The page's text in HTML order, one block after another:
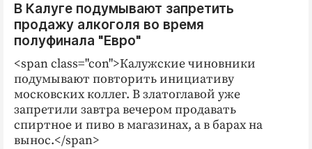
В Калуге подумывают запретить
продажу алкоголя во время
полуфинала "Евро"
<span class="con">Калужские чиновники
подумывают повторить инициативу
московских коллег. В златоглавой уже
запретили завтра вечером продавать
спиртное и пиво в магазинах, а в барах на
вынос.</span>